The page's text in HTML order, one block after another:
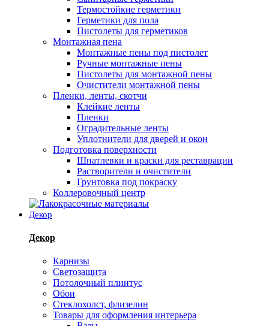
Термостойкие герметики
Герметики для пола
Пистолеты для герметиков
Монтажная пена
Монтажные пены под пистолет
Ручные монтажные пены
Пистолеты для монтажной пены
Очистители монтажной пены
Пленки, ленты, скотчи
Клейкие ленты
Пленки
Оградительные ленты
Уплотнители для дверей и окон
Подготовка поверхности
Шпатлевки и краски для реставрации
Растворители и очистители
Грунтовка под покраску
Коллеровочный центр
Декор
Декор
Карнизы
Светозащита
Потолочный плинтус
Обои
Стеклохолст, флизелин
Товары для оформления интерьера